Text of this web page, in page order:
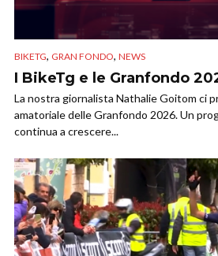
BIKETG, GRAN FONDO, NEWS
I BikeTg e le Granfondo
La nostra giornalista Nathalie Goitom ci
amatoriale delle Granfondo 2026. Un
continua a crescere...